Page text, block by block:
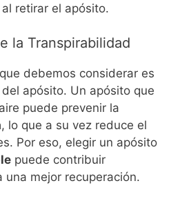
retirar el apósito.
la Transpirabilidad
debemos considerar es
del apósito. Un apósito que
puede prevenir la
, lo que a su vez reduce el
Por eso, elegir un apósito
puede contribuir
una mejor recuperación.